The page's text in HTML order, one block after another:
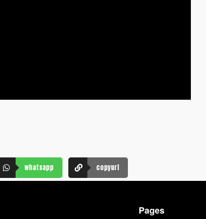
whatsapp copyurl
Pages